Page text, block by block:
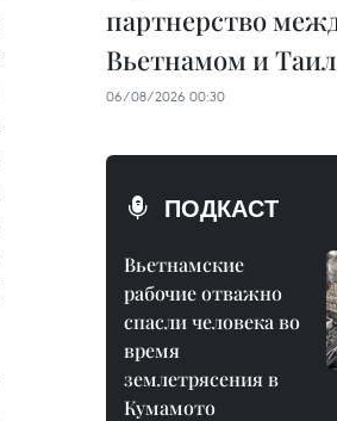
партнерство
Вьетнамом и
06/08/2026 00:30
ПОДКАСТ
Вьетнамские
рабочие отважно
спасли человека во
время
землетрясения в
Кумамото